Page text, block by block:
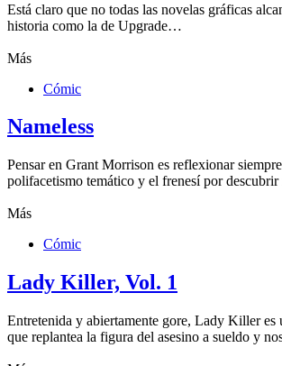
Está claro que no todas las novelas gráficas
historia como la de Upgrade…
Más
Cómic
Nameless
Pensar en Grant Morrison es reflexionar
polifacetismo temático y el frenesí por
Más
Cómic
Lady Killer, Vol. 1
Entretenida y abiertamente gore, Lady Killer es
que replantea la figura del asesino a sueldo y